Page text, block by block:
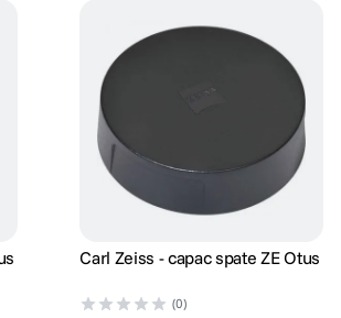
Carl Zeiss - capac spate ZE Otus
(0)